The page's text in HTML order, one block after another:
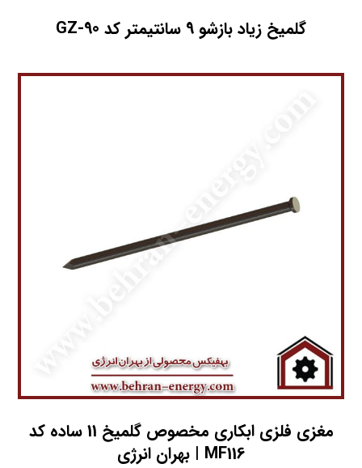
گلمیخ زیاد بازشو 9 سانتیمتر کد GZ-90
مغزي فلزي ابکاري مخصوص گلمیخ 11 ساده کد
MF116 | بهران انرژی